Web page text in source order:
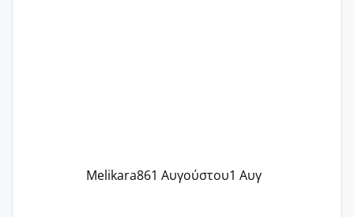
Melikara861 Αυγούστου1 Αυγ